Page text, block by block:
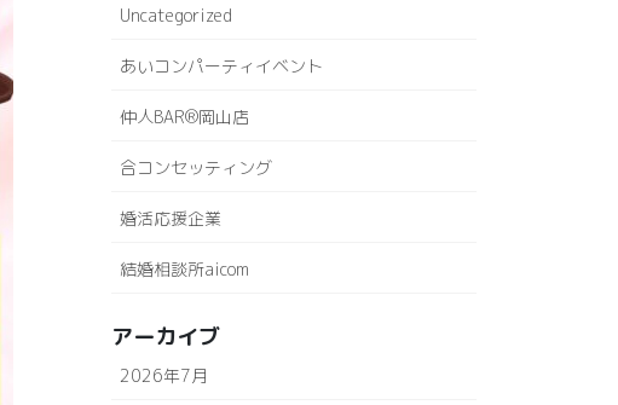
Uncategorized
あいコンパーティイベント
仲人BAR®岡山店
合コンセッティング
婚活応援企業
結婚相談所aicom
アーカイブ
2026年7月